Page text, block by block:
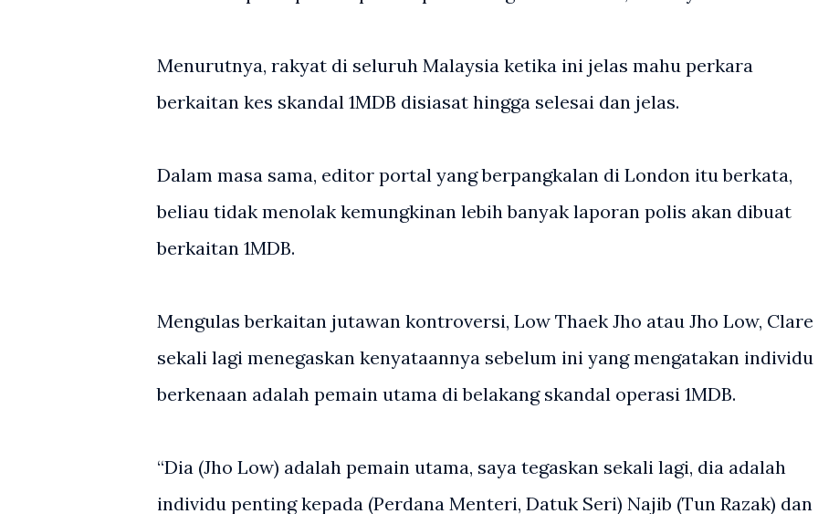
Menurutnya, rakyat di seluruh Malaysia ketika ini jelas mahu perkara
berkaitan kes skandal 1MDB disiasat hingga selesai dan jelas.
Dalam masa sama, editor portal yang berpangkalan di London itu berkata,
beliau tidak menolak kemungkinan lebih banyak laporan polis akan dibuat
berkaitan 1MDB.
Mengulas berkaitan jutawan kontroversi, Low Thaek Jho atau Jho Low, Clare
sekali lagi menegaskan kenyataannya sebelum ini yang mengatakan individu
berkenaan adalah pemain utama di belakang skandal operasi 1MDB.
“Dia (Jho Low) adalah pemain utama, saya tegaskan sekali lagi, dia adalah
individu penting kepada (Perdana Menteri, Datuk Seri) Najib (Tun Razak) dan